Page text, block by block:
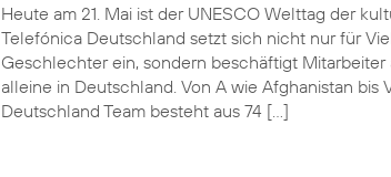
Heute am 21. Mai ist der UNESCO Welttag der
Telefónica Deutschland setzt sich nicht nur für
Geschlechter ein, sondern beschäftigt
alleine in Deutschland. Von A wie Afghanistan bis
Deutschland Team besteht aus 74 […]